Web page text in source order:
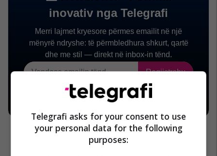
Telegrafi asks for your consent to use
your personal data for the following
purposes: